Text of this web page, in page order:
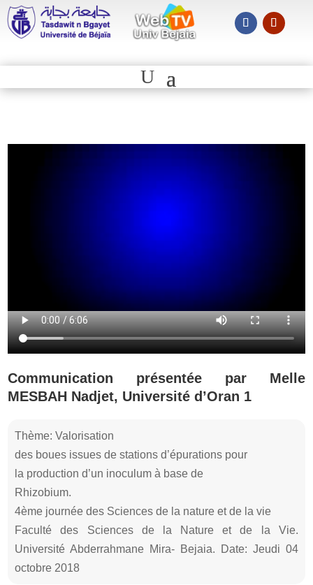
Communication présentée par Melle
MESBAH Nadjet, Université d’Oran 1
Thème: Valorisation
des boues issues de stations d’épurations pour
la production d’un inoculum à base de
Rhizobium.
4ème journée des Sciences de la nature et de la vie
Faculté des Sciences de la Nature et de la Vie.
Université Abderrahmane Mira- Bejaia. Date: Jeudi 04
octobre 2018